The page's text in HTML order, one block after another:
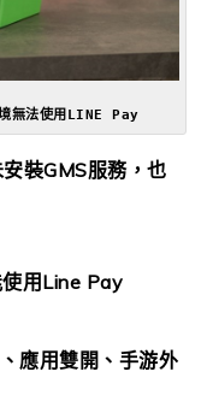
無法使用LINE Pay
裝GMS服務，也
用Line Pay
應用雙開、手游外